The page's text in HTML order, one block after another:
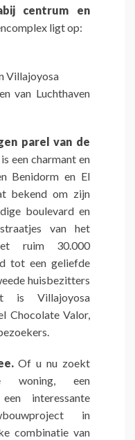
centrum en
ligt op:
Villajoyosa
van Luchthaven
parel van de
een charmant en
Benidorm en El
bekend om zijn
boulevard en
van het
ruim 30.000
tot een geliefde
huisbezitters
is Villajoyosa
Chocolate Valor,
Of u nu zoekt
woning, een
interessante
in
combinatie van